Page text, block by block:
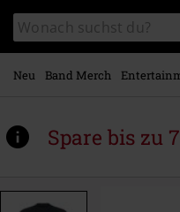
Hauptinhalt
springen
Katalog
durchsuchen
Neu Band Merch
Spare bis zu
www.emp.at/p/ghoul/